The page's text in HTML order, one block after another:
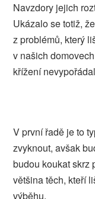
Navzdory jejich
Ukázalo se totiž,
z problémů, který
v našich
křížení
V první řadě je to
zvyknout, avšak
budou koukat skrz
většina těch, kteří
výběhu.